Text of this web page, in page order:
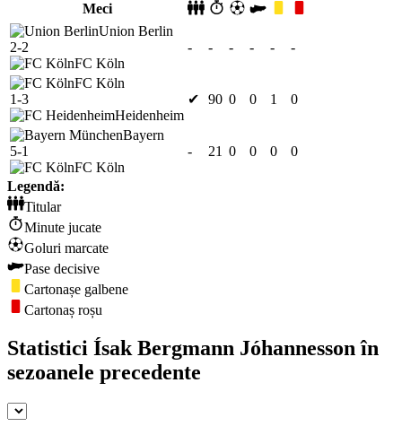
Meci
Union Berlin
2-2
FC Köln
- - - - - -
FC Köln
1-3
Heidenheim
✔ 90 0 0 1 0
Bayern
5-1
FC Köln
- 21 0 0 0 0
Legendă:
Titular
Minute jucate
Goluri marcate
Pase decisive
Cartonașe galbene
Cartonaș roșu
Statistici Ísak Bergmann Jóhannesson în
sezoanele precedente